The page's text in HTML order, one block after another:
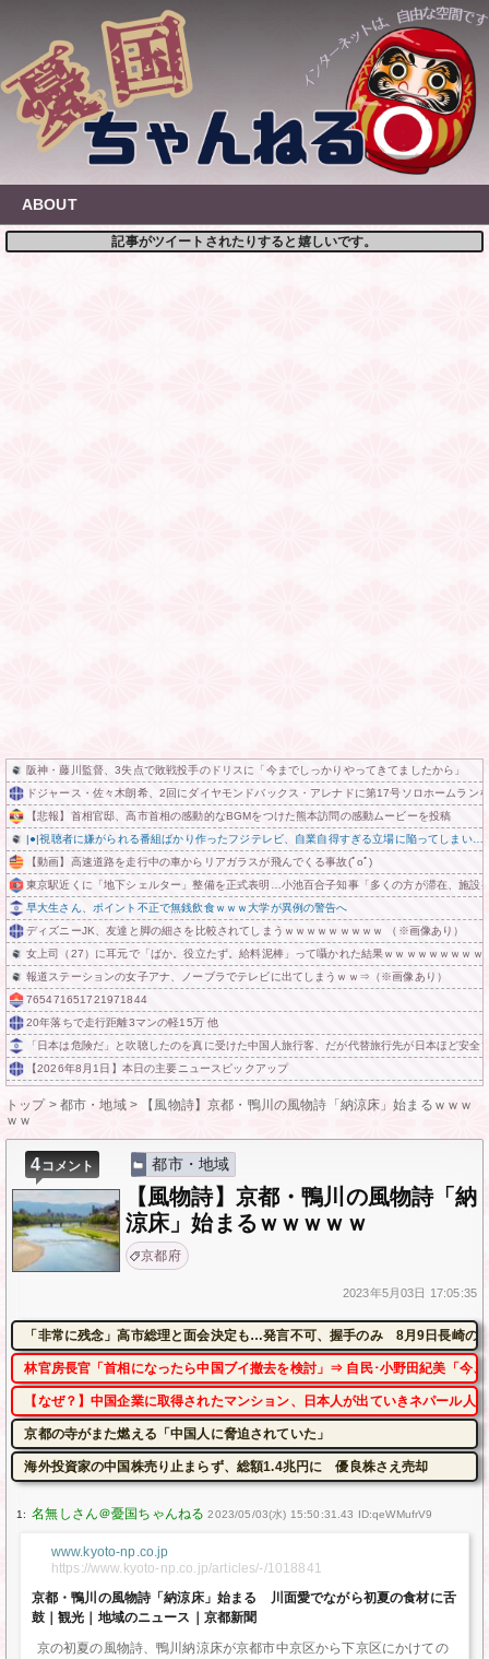
content
ABOUT
記事がツイートされたりすると嬉しいです。
阪神・藤川監督、3失点で敗戦投手のドリスに「今までしっかりやってきてましたから」
ドジャース・佐々木朗希、2回にダイヤモンドバックス・アレナドに第17号ソロホームラン
【悲報】首相官邸、高市首相の感動的なBGMをつけた熊本訪問の感動ムービーを投稿
|●|視聴者に嫌がられる番組ばかり作ったフジテレビ、自業自得すぎる立場に陥ってしまい
【動画】高速道路を走行中の車からリアガラスが飛んでくる事故(ﾟoﾟ)
東京駅近くに「地下シェルター」整備を正式表明…小池百合子知事「多くの方が滞在、施設
早大生さん、ポイント不正で無銭飲食ｗｗｗ大学が異例の警告へ
ディズニーJK、友達と脚の細さを比較されてしまうｗｗｗｗｗｗｗｗｗ （※画像あり）
女上司（27）に耳元で「ばか。役立たず。給料泥棒」って囁かれた結果ｗｗｗｗｗｗｗｗｗ
報道ステーションの女子アナ、ノーブラでテレビに出てしまうｗｗ⇒（※画像あり）
765471651721971844
20年落ちで走行距離3マンの軽15万 他
「日本は危険だ」と吹聴したのを真に受けた中国人旅行客、だが代替旅行先が日本ほど安
【2026年8月1日】本日の主要ニュースピックアップ
トップ> 都市・地域>
【風物詩】京都・鴨川の風物詩「納涼床」始まるｗｗｗ
ｗｗ
4コメント 都市・地域
【風物詩】京都・鴨川の風物詩「納
涼床」始まるｗｗｗｗｗ
京都府
2023年5月03日 17:05:35
「非常に残念」高市総理と面会決定も…発言不可、握手のみ 8月9日長崎の
林官房長官「首相になったら中国ブイ撤去を検討」⇒ 自民･小野田紀美「今
【なぜ？】中国企業に取得されたマンション、日本人が出ていきネパール人
京都の寺がまた燃える「中国人に脅迫されていた」
海外投資家の中国株売り止まらず、総額1.4兆円に 優良株さえ売却
1: 2023/05/03(水) 15:50:31.43 ID:qeWMufrV9
www.kyoto-np.co.jp
https://www.kyoto-np.co.jp/articles/-/1018841
京都・鴨川の風物詩「納涼床」始まる 川面愛でながら初夏の食材に舌
鼓｜観光｜地域のニュース｜京都新聞
京の初夏の風物詩、鴨川納涼床が京都市中京区から下京区にかけての